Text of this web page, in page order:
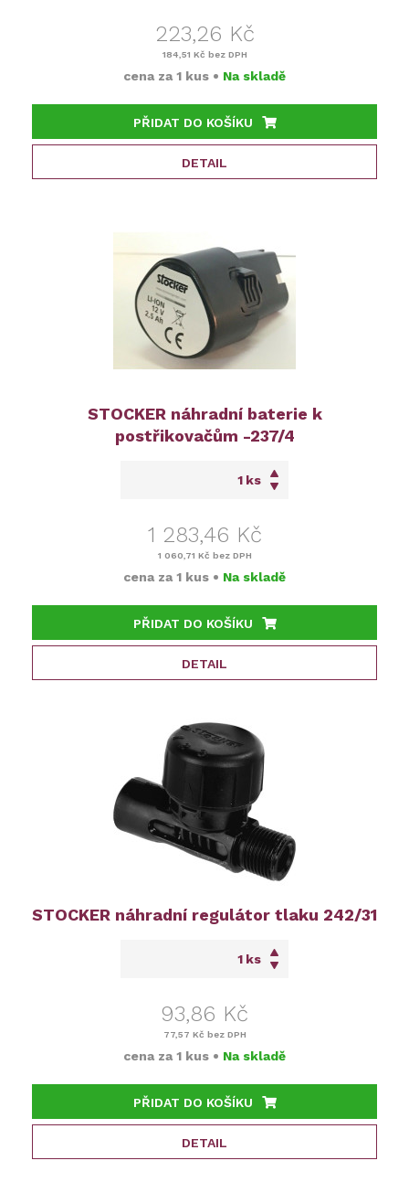
223,26 Kč
184,51 Kč bez DPH
cena za 1 kus • Na skladě
PŘIDAT DO KOŠÍKU
DETAIL
STOCKER náhradní baterie k
postřikovačům -237/4
ks
1 283,46 Kč
1 060,71 Kč bez DPH
cena za 1 kus • Na skladě
PŘIDAT DO KOŠÍKU
DETAIL
STOCKER náhradní regulátor tlaku 242/31
ks
93,86 Kč
77,57 Kč bez DPH
cena za 1 kus • Na skladě
PŘIDAT DO KOŠÍKU
DETAIL